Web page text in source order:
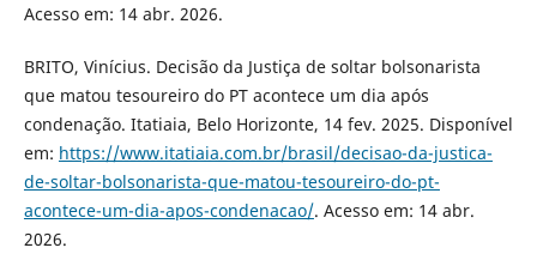
Acesso em: 14 abr. 2026.
BRITO, Vinícius. Decisão da Justiça de soltar bolsonarista
que matou tesoureiro do PT acontece um dia após
condenação. Itatiaia, Belo Horizonte, 14 fev. 2025. Disponível
em: https://www.itatiaia.com.br/brasil/decisao-da-justica-
de-soltar-bolsonarista-que-matou-tesoureiro-do-pt-
acontece-um-dia-apos-condenacao/. Acesso em: 14 abr.
2026.